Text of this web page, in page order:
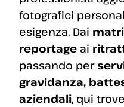
fotografici
esigenza. Dai
reportage ai
passando per
gravidanza,
aziendali, qui